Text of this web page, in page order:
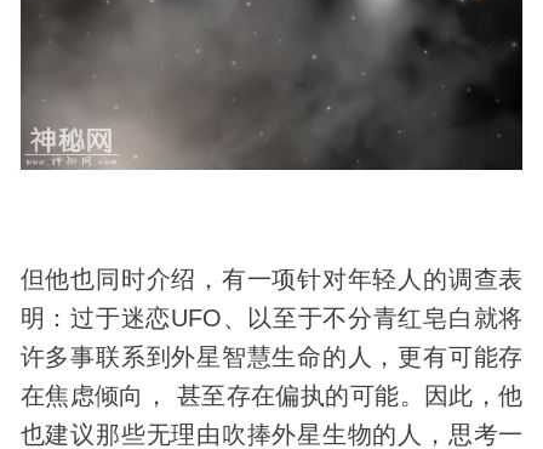
但他也同时介绍，有一项针对年轻人的调查表
明：过于迷恋UFO、以至于不分青红皂白就将
许多事联系到外星智慧生命的人，更有可能存
在焦虑倾向， 甚至存在偏执的可能。因此，他
也建议那些无理由吹捧外星生物的人，思考一